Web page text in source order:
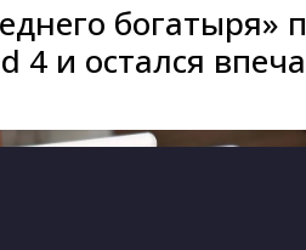
богатыря»
4 и остался